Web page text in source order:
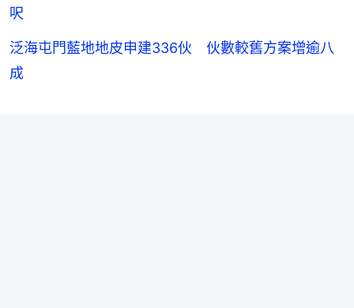
呎
泛海屯門藍地地皮申建336伙 伙數較舊方案增逾八
成